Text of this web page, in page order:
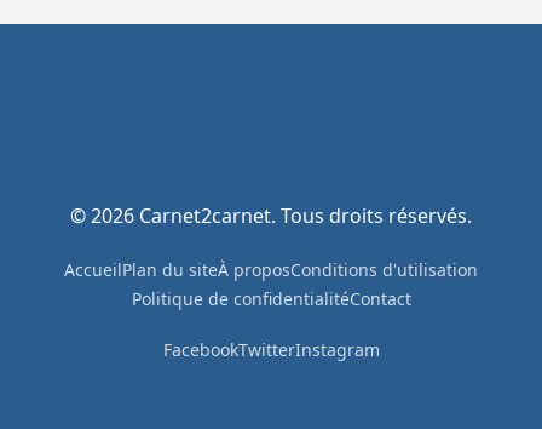
© 2026 Carnet2carnet. Tous droits réservés.
AccueilPlan du siteÀ proposConditions d'utilisation
Politique de confidentialitéContact
FacebookTwitterInstagram